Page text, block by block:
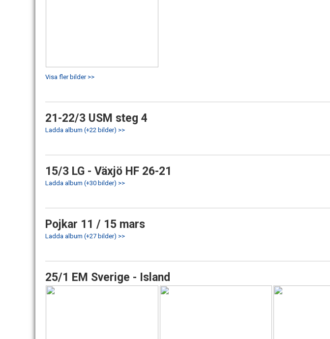
Visa fler bilder >>
21-22/3 USM steg 4
Ladda album (+22 bilder) >>
15/3 LG - Växjö HF 26-21
Ladda album (+30 bilder) >>
Pojkar 11 / 15 mars
Ladda album (+27 bilder) >>
25/1 EM Sverige - Island